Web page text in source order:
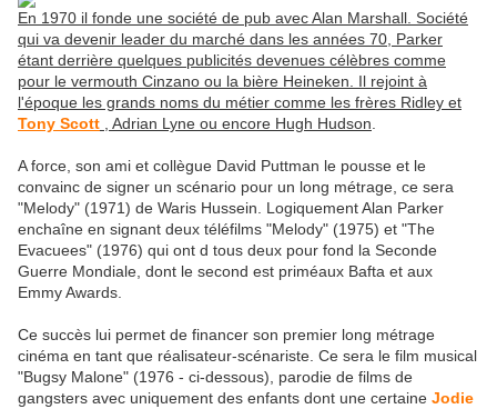
En 1970 il fonde une société de pub avec Alan Marshall. Société
qui va devenir leader du marché dans les années 70, Parker
étant derrière quelques publicités devenues célèbres comme
pour le vermouth Cinzano ou la bière Heineken. Il rejoint à
l'époque les grands noms du métier comme les frères Ridley et
Tony Scott , Adrian Lyne ou encore Hugh Hudson
A force, son ami et collègue David Puttman le pousse et le
convainc de signer un scénario pour un long métrage, ce sera
"Melody" (1971) de Waris Hussein. Logiquement Alan Parker
enchaîne en signant deux téléfilms "Melody" (1975) et "The
Evacuees" (1976) qui ont d tous deux pour fond la Seconde
Guerre Mondiale, dont le second est priméaux Bafta et aux
Emmy Awards.
Ce succès lui permet de financer son premier long métrage
cinéma en tant que réalisateur-scénariste. Ce sera le film musical
"Bugsy Malone" (1976 - ci-dessous), parodie de films de
gangsters avec uniquement des enfants dont une certaine Jodie